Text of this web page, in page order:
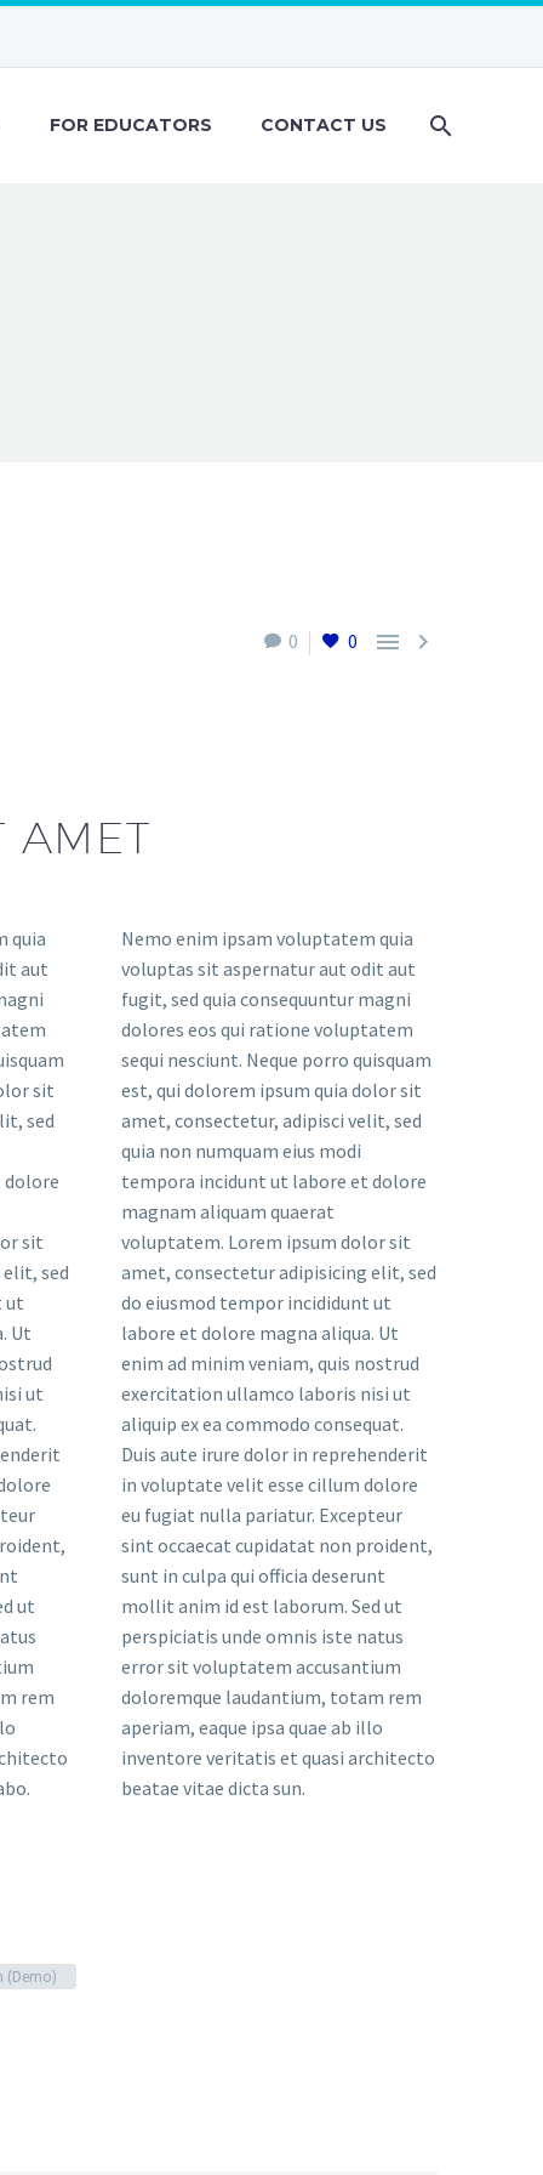
FOR EDUCATORS CONTACT US
0 0  
AMET
quia
aut
sit
sed
sit
sed
ut
Ut
ut
ut
rem
Nemo enim ipsam voluptatem quia
voluptas sit aspernatur aut odit aut
fugit, sed quia consequuntur magni
dolores eos qui ratione voluptatem
sequi nesciunt. Neque porro quisquam
est, qui dolorem ipsum quia dolor sit
amet, consectetur, adipisci velit, sed
quia non numquam eius modi
tempora incidunt ut labore et dolore
magnam aliquam quaerat
voluptatem. Lorem ipsum dolor sit
amet, consectetur adipisicing elit, sed
do eiusmod tempor incididunt ut
labore et dolore magna aliqua. Ut
enim ad minim veniam, quis nostrud
exercitation ullamco laboris nisi ut
aliquip ex ea commodo consequat.
Duis aute irure dolor in reprehenderit
in voluptate velit esse cillum dolore
eu fugiat nulla pariatur. Excepteur
sint occaecat cupidatat non proident,
sunt in culpa qui officia deserunt
mollit anim id est laborum. Sed ut
perspiciatis unde omnis iste natus
error sit voluptatem accusantium
doloremque laudantium, totam rem
aperiam, eaque ipsa quae ab illo
inventore veritatis et quasi architecto
beatae vitae dicta sun.
(Demo)